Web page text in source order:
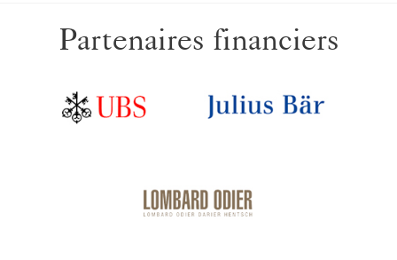
Partenaires financiers